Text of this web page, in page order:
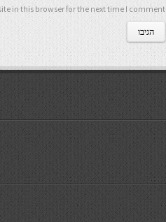
in this browser for the next time I comment.